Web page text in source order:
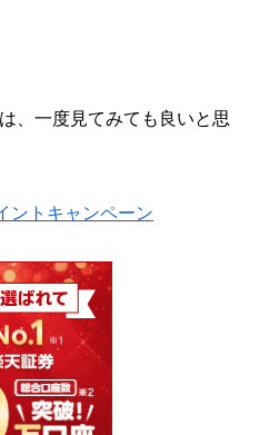
、一度見てみても良いと思
ントキャンペーン